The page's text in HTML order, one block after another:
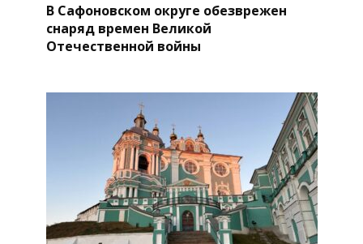
В Сафоновском округе обезврежен
снаряд времен Великой
Отечественной войны